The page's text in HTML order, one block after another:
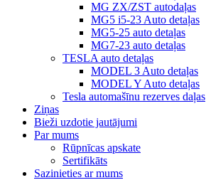
MG ZX/ZST autodaļas
MG5 i5-23 Auto detaļas
MG5-25 auto detaļas
MG7-23 auto detaļas
TESLA auto detaļas
MODEL 3 Auto detaļas
MODEL Y Auto detaļas
Tesla automašīnu rezerves daļas
Ziņas
Bieži uzdotie jautājumi
Par mums
Rūpnīcas apskate
Sertifikāts
Sazinieties ar mums